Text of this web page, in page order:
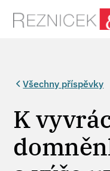
Všechny příspěvky
K